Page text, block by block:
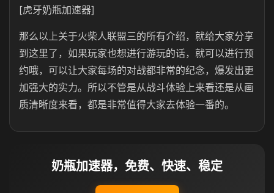
[虎牙奶瓶加速器]
那么以上关于火柴人联盟三的所有介绍，就给大家分享
到这里了，如果玩家也想进行游玩的话，就可以进行预
约哦，可以让大家每场的对战都非常的纪念，爆发出更
加强大的实力。所以不管是从战斗体验上来看还是从画
质清晰度来看，都是非常值得大家去体验一番的。
奶瓶加速器，免费、快速、稳定